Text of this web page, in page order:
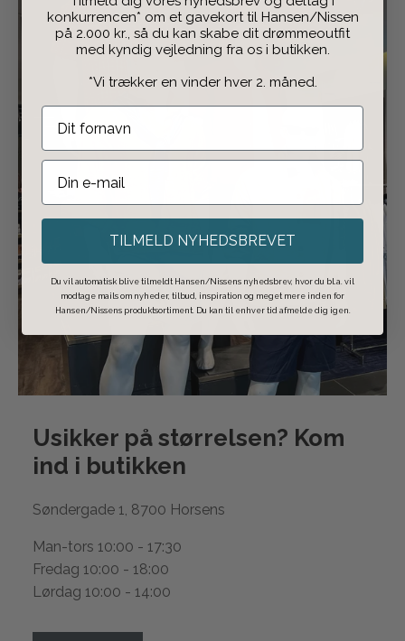
Usikker på størrelsen? Kom
ind i butikken
Søndergade 1, 8700 Horsens
Man-tors 10:00 - 17:30
Fredag 10:00 - 18:00
Lørdag 10:00 - 14:00
konkurrencen* om et gavekort til Hansen/Nissen
på 2.000 kr., så du kan skabe dit drømmeoutfit
med kyndig vejledning fra os i butikken.
*Vi trækker en vinder hver 2. måned.
TILMELD NYHEDSBREVET
Du vil automatisk blive tilmeldt Hansen/Nissens nyhedsbrev, hvor du bl.a. vil
modtage mails om nyheder, tilbud, inspiration og meget mere inden for
Hansen/Nissens produktsortiment. Du kan til enhver tid afmelde dig igen.